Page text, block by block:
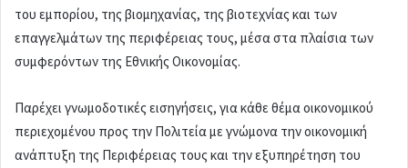
του εμπορίου, της βιομηχανίας, της βιοτεχνίας και των
επαγγελμάτων της περιφέρειας τους, μέσα στα πλαίσια των
συμφερόντων της Εθνικής Οικονομίας.
Παρέχει γνωμοδοτικές εισηγήσεις, για κάθε θέμα οικονομικού
περιεχομένου προς την Πολιτεία με γνώμονα την οικονομική
ανάπτυξη της Περιφέρειας τους και την εξυπηρέτηση του